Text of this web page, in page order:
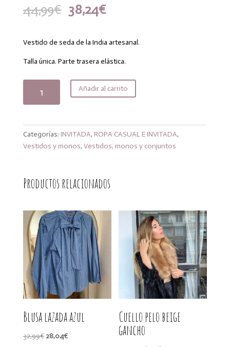
44,99€ El
precio
era:
44,99€.
38,24€El
es:
38,24€.
Vestido de seda de la India artesanal.
Talla única. Parte trasera elástica.
Añadir al carrito
Categorías: INVITADA, ROPA CASUAL E INVITADA,
Vestidos y monos, Vestidos, monos y conjuntos
Productos relacionados
Blusa lazada azul
32,99€ El
28,04€El
Cuello pelo beige
gancho